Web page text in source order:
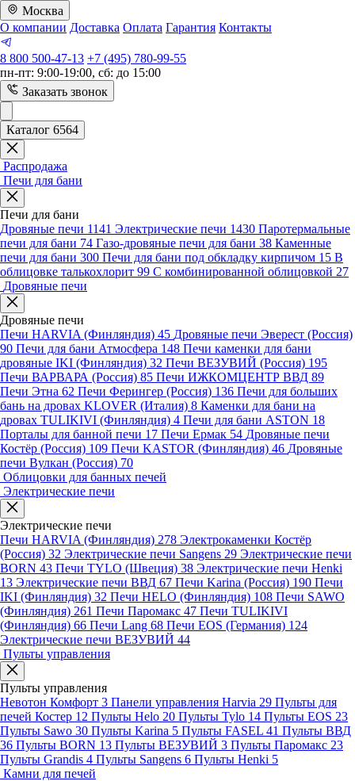
Москва
О компании Доставка Оплата Гарантия Контакты
8 800 500-47-13 +7 (495) 780-99-55
пн-пт: 9:00-19:00, сб: до 15:00
Заказать звонок
Каталог 6564
Распродажа
Печи для бани
Печи для бани
Дровяные печи 1141 Электрические печи 1430 Паротермальные
печи для бани 74 Газо-дровяные печи для бани 38 Каменные
печи для бани 300 Печи для бани под обкладку кирпичом 15 В
облицовке талькохлорит 99 С комбинированной облицовкой 27
Дровяные печи
Дровяные печи
Печи HARVIA (Финляндия) 45 Дровяные печи Эверест (Россия)
90 Печи для бани Атмосфера 148 Печи каменки для бани
дровяные IKI (Финляндия) 32 Печи ВЕЗУВИЙ (Россия) 195
Печи ВАРВАРА (Россия) 85 Печи ИЖКОМЦЕНТР ВВД 89
Печи Этна 62 Печи Ферингер (Россия) 136 Печи для больших
бань на дровах KLOVER (Италия) 8 Каменки для бани на
дровах TULIKIVI (Финляндия) 4 Печи для бани ASTON 18
Порталы для банной печи 17 Печи Ермак 54 Дровяные печи
Костёр (Россия) 109 Печи KASTOR (Финляндия) 46 Дровяные
печи Вулкан (Россия) 70
Облицовки для банных печей
Электрические печи
Электрические печи
Печи HARVIA (Финляндия) 278 Электрокаменки Костёр
(Россия) 32 Электрические печи Sangens 29 Электрические печи
BORN 43 Печи TYLO (Швеция) 38 Электрические печи Henki
13 Электрические печи ВВД 67 Печи Karina (Россия) 190 Печи
IKI (Финляндия) 32 Печи HELO (Финляндия) 108 Печи SAWO
(Финляндия) 261 Печи Паромакс 47 Печи TULIKIVI
(Финляндия) 66 Печи Lang 68 Печи EOS (Германия) 124
Электрические печи ВЕЗУВИЙ 44
Пульты управления
Пульты управления
Невотон Комфорт 3 Панели управления Harvia 29 Пульты для
печей Костер 12 Пульты Helo 20 Пульты Tylo 14 Пульты EOS 23
Пульты Sawo 30 Пульты Karina 5 Пульты FASEL 41 Пульты ВВД
36 Пульты BORN 13 Пульты ВЕЗУВИЙ 3 Пульты Паромакс 23
Пульты Grandis 4 Пульты Sangens 6 Пульты Henki 5
Камни для печей